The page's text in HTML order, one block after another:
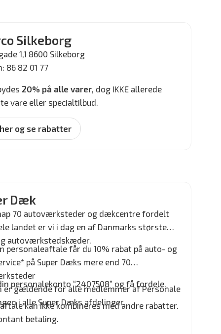
Silkeborg
1,1 8600 Silkeborg
86 82 01 77
20% på alle varer, dog IKKE allerede
vare eller specialtilbud.
og se rabatter
Dæk
70 autoværksteder og dækcentre fordelt
landet er vi i dag en af Danmarks største
autoværkstedskæder.
personaleaftale får du 10% rabat på auto- og
på Super Dæks mere end 70
er gældende for alle medlemmer af Personale
i alle Super Dæks afdelinger.
personalekonto “2407508” og få fordele.
kan ikke kombineres med andre rabatter.
betaling.